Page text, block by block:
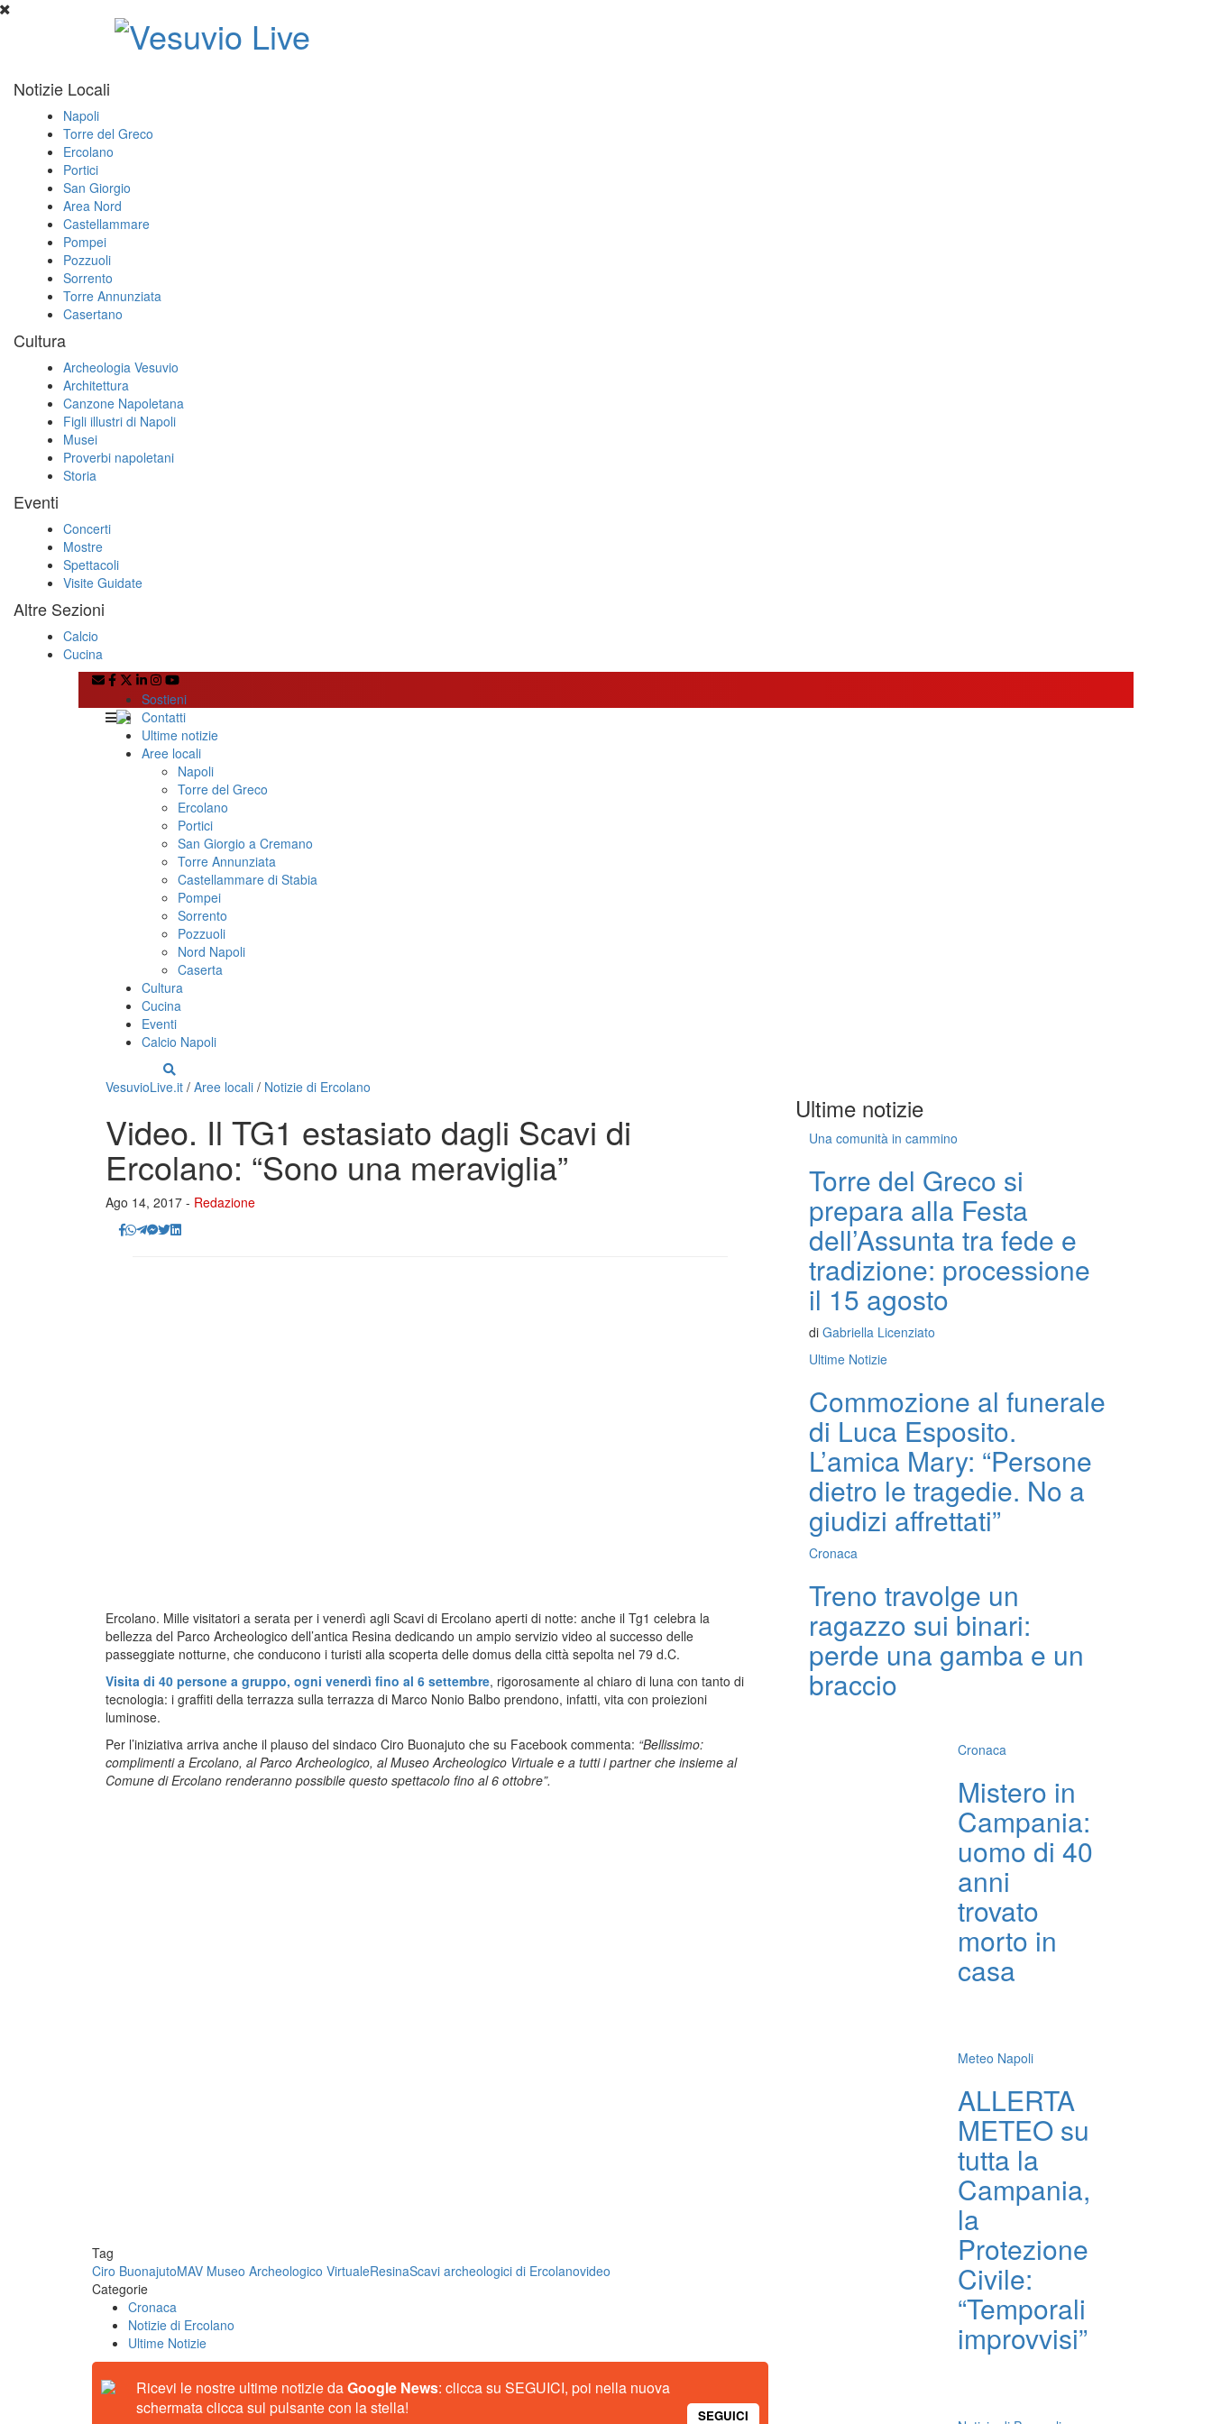
Notizie Locali
Napoli
Torre del Greco
Ercolano
Portici
San Giorgio
Area Nord
Castellammare
Pompei
Pozzuoli
Sorrento
Torre Annunziata
Casertano
Cultura
Archeologia Vesuvio
Architettura
Canzone Napoletana
Figli illustri di Napoli
Musei
Proverbi napoletani
Storia
Eventi
Concerti
Mostre
Spettacoli
Visite Guidate
Altre Sezioni
Calcio
Cucina
Sostieni
Contatti
Ultime notizie
Aree locali
Napoli
Torre del Greco
Ercolano
Portici
San Giorgio a Cremano
Torre Annunziata
Castellammare di Stabia
Pompei
Sorrento
Pozzuoli
Nord Napoli
Caserta
Cultura
Cucina
Eventi
Calcio Napoli
VesuvioLive.it / Aree locali / Notizie di Ercolano
Video. Il TG1 estasiato dagli Scavi di
Ercolano: “Sono una meraviglia”
Ago 14, 2017 - Redazione
Ercolano. Mille visitatori a serata per i venerdì agli Scavi di Ercolano aperti di notte: anche il Tg1 celebra la
bellezza del Parco Archeologico dell’antica Resina dedicando un ampio servizio video al successo delle
passeggiate notturne, che conducono i turisti alla scoperta delle domus della città sepolta nel 79 d.C.
Visita di 40 persone a gruppo, ogni venerdì fino al 6 settembre, rigorosamente al chiaro di luna con tanto di
tecnologia: i graffiti della terrazza sulla terrazza di Marco Nonio Balbo prendono, infatti, vita con proiezioni
luminose.
Per l’iniziativa arriva anche il plauso del sindaco Ciro Buonajuto che su Facebook commenta: “Bellissimo:
complimenti a Ercolano, al Parco Archeologico, al Museo Archeologico Virtuale e a tutti i partner che insieme al
Comune di Ercolano renderanno possibile questo spettacolo fino al 6 ottobre”.
Tag
Ciro BuonajutoMAV Museo Archeologico VirtualeResinaScavi archeologici di Ercolanovideo
Categorie
Cronaca
Notizie di Ercolano
Ultime Notizie
Ricevi le nostre ultime notizie daGoogle News: clicca su SEGUICI, poi nella nuova
schermata clicca sul pulsante con la stella!
SEGUICI
Ultime notizie
Una comunità in cammino
Torre del Greco si
prepara alla Festa
dell’Assunta tra fede e
tradizione: processione
il 15 agosto
di Gabriella Licenziato
Ultime Notizie
Commozione al funerale
di Luca Esposito.
L’amica Mary: “Persone
dietro le tragedie. No a
giudizi affrettati”
Cronaca
Treno travolge un
ragazzo sui binari:
perde una gamba e un
braccio
Cronaca
Mistero in
Campania:
uomo di 40
anni
trovato
morto in
casa
Meteo Napoli
ALLERTA
METEO su
tutta la
Campania,
la
Protezione
Civile:
“Temporali
improvvisi”